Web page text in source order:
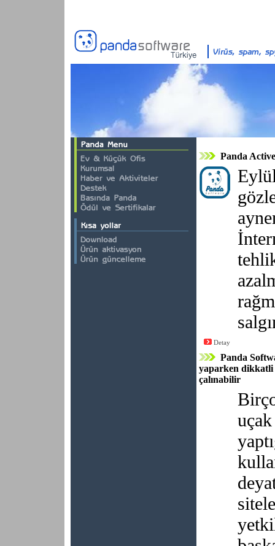
Panda
Detay
Panda
yaparken dikkatli
çalınabilir
uçak